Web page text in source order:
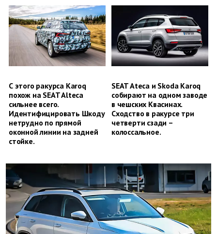
С этого ракурса Karoq
похож на SEAT Alteca
сильнее всего.
Идентифицировать Шкоду
нетрудно по прямой
оконной линии на задней
стойке.
SEAT Ateca и Skoda Karoq
собирают на одном заводе
в чешских Квасинах.
Сходство в ракурсе три
четверти сзади –
колоссальное.